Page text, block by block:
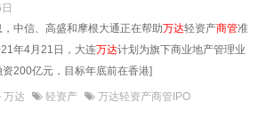
中信、高盛和摩根大通正在帮助万达轻资产商管准
年4月21日，大连万达计划为旗下商业地产管理业
资200亿元，目标年底前在香港]
万达 轻资产 万达轻资产商管IPO